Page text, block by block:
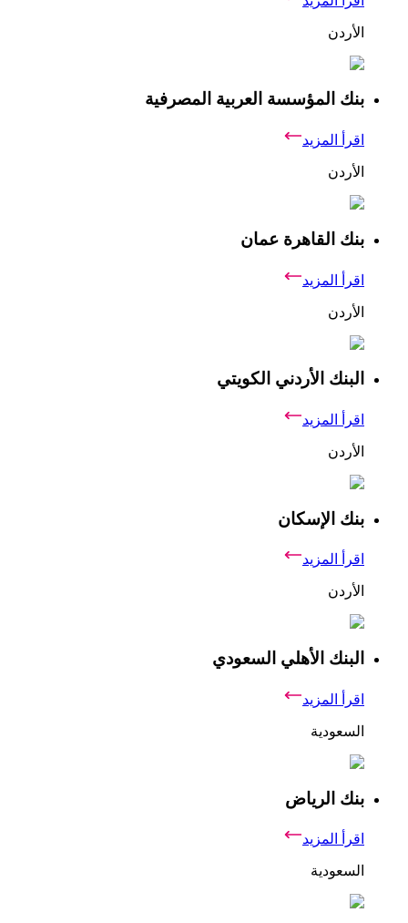
الأردن
بنك المؤسسة العربية المصرفية
اقرأ المزيد
الأردن
بنك القاهرة عمان
اقرأ المزيد
الأردن
البنك الأردني الكويتي
اقرأ المزيد
الأردن
بنك الإسكان
اقرأ المزيد
الأردن
البنك الأهلي السعودي
اقرأ المزيد
السعودية
بنك الرياض
اقرأ المزيد
السعودية